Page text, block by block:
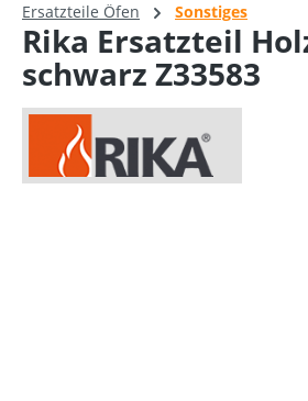
Ersatzteile Öfen Sonstiges
Rika Ersatzteil
schwarz Z33583